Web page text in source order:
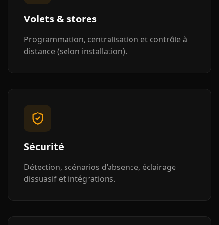
Volets & stores
Programmation, centralisation et contrôle à
distance (selon installation).
Sécurité
Détection, scénarios d’absence, éclairage
dissuasif et intégrations.